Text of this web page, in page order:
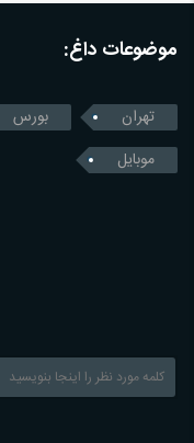
موضوعات داغ:
تهران بورس
موبایل